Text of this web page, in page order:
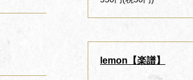
lemon【楽譜】